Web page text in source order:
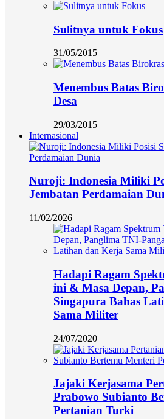
Sulitnya untuk Fokus
31/05/2015
Menembus Batas
Desa
29/03/2015
Internasional
Nuroji: Indonesia Miliki
Jembatan Perdamaian
11/02/2026
Hadapi Ragam
ini & Masa Depan,
Singapura Bahas
Sama Militer
24/07/2020
Jajaki Kerjasama
Prabowo Subianto
Pertanian Turki